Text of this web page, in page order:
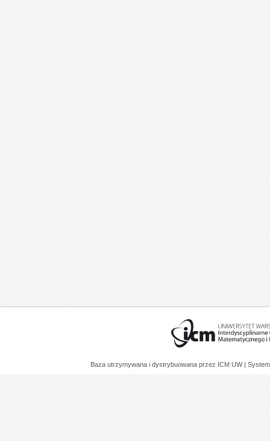
Baza utrzymywana i dystrybuowana przez ICM UW |